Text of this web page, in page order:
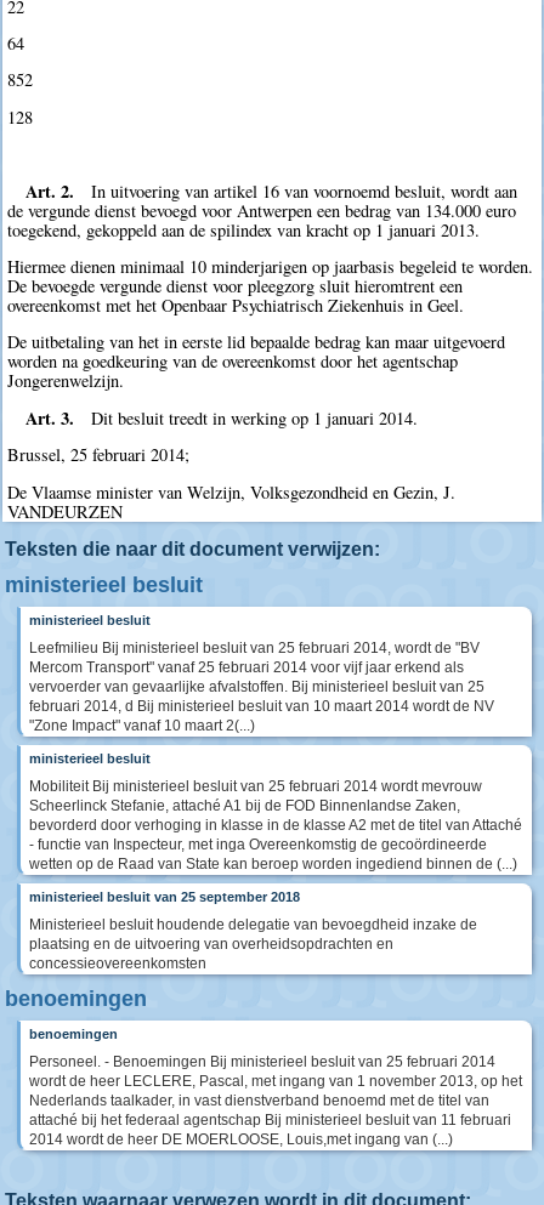
22
64
852
128
Art. 2.
In uitvoering van artikel 16 van voornoemd besluit, wordt aan
de vergunde dienst bevoegd voor Antwerpen een bedrag van 134.000 euro
toegekend, gekoppeld aan de spilindex van kracht op 1 januari 2013.
Hiermee dienen minimaal 10 minderjarigen op jaarbasis begeleid te worden.
De bevoegde vergunde dienst voor pleegzorg sluit hieromtrent een
overeenkomst met het Openbaar Psychiatrisch Ziekenhuis in Geel.
De uitbetaling van het in eerste lid bepaalde bedrag kan maar uitgevoerd
worden na goedkeuring van de overeenkomst door het agentschap
Jongerenwelzijn.
Art. 3.
Dit besluit treedt in werking op 1 januari 2014.
Brussel, 25 februari 2014;
De Vlaamse minister van Welzijn, Volksgezondheid en Gezin, J.
VANDEURZEN
Teksten die naar dit document verwijzen:
ministerieel besluit
ministerieel besluit
Leefmilieu Bij ministerieel besluit van 25 februari 2014, wordt de "BV
Mercom Transport" vanaf 25 februari 2014 voor vijf jaar erkend als
vervoerder van gevaarlijke afvalstoffen. Bij ministerieel besluit van 25
februari 2014, d Bij ministerieel besluit van 10 maart 2014 wordt de NV
"Zone Impact" vanaf 10 maart 2(...)
ministerieel besluit
Mobiliteit Bij ministerieel besluit van 25 februari 2014 wordt mevrouw
Scheerlinck Stefanie, attaché A1 bij de FOD Binnenlandse Zaken,
bevorderd door verhoging in klasse in de klasse A2 met de titel van Attaché
- functie van Inspecteur, met inga Overeenkomstig de gecoördineerde
wetten op de Raad van State kan beroep worden ingediend binnen de (...)
ministerieel besluit van 25 september 2018
Ministerieel besluit houdende delegatie van bevoegdheid inzake de
plaatsing en de uitvoering van overheidsopdrachten en
concessieovereenkomsten
benoemingen
benoemingen
Personeel. - Benoemingen Bij ministerieel besluit van 25 februari 2014
wordt de heer LECLERE, Pascal, met ingang van 1 november 2013, op het
Nederlands taalkader, in vast dienstverband benoemd met de titel van
attaché bij het federaal agentschap Bij ministerieel besluit van 11 februari
2014 wordt de heer DE MOERLOOSE, Louis,met ingang van (...)
Teksten waarnaar verwezen wordt in dit document: